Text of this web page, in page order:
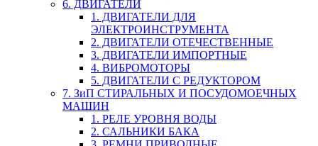
6. ДВИГАТЕЛИ
1. ДВИГАТЕЛИ ДЛЯ
ЭЛЕКТРОИНСТРУМЕНТА
2. ДВИГАТЕЛИ ОТЕЧЕСТВЕННЫЕ
3. ДВИГАТЕЛИ ИМПОРТНЫЕ
4. ВИБРОМОТОРЫ
5. ДВИГАТЕЛИ С РЕДУКТОРОМ
7. ЗиП СТИРАЛЬНЫХ И ПОСУДОМОЕЧНЫХ
МАШИН
1. РЕЛЕ УРОВНЯ ВОДЫ
2. САЛЬНИКИ БАКА